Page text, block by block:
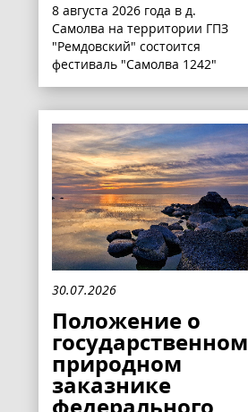
8 августа 2026 года в д.
Самолва на территории ГПЗ
"Ремдовский" состоится
фестиваль "Самолва 1242"
30.07.2026
Положение о
государственном
природном
заказнике